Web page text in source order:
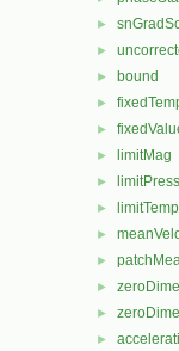
►
►
► bound
►
►
► limitMag
►
►
►
►
►
►
►